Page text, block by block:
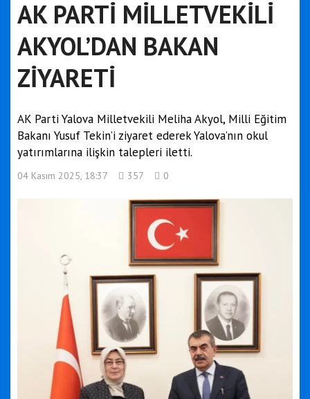
AK PARTİ MİLLETVEKİLİ
AKYOL’DAN BAKAN
ZİYARETİ
AK Parti Yalova Milletvekili Meliha Akyol, Milli Eğitim
Bakanı Yusuf Tekin’i ziyaret ederek Yalova’nın okul
yatırımlarına ilişkin talepleri iletti.
04 Kasım 2025, 18:37 357 0